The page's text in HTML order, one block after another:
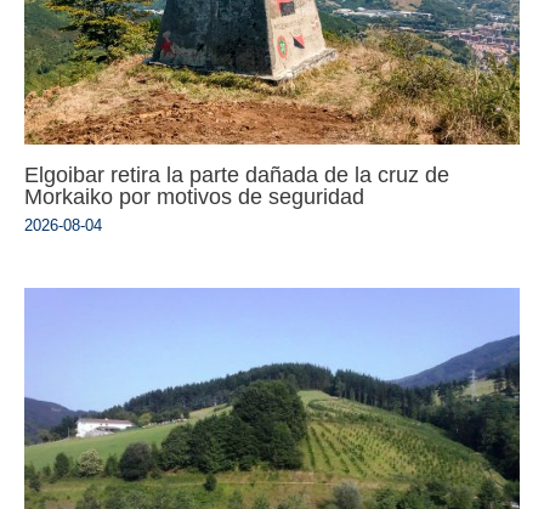
Elgoibar retira la parte dañada de la cruz de
Morkaiko por motivos de seguridad
2026-08-04